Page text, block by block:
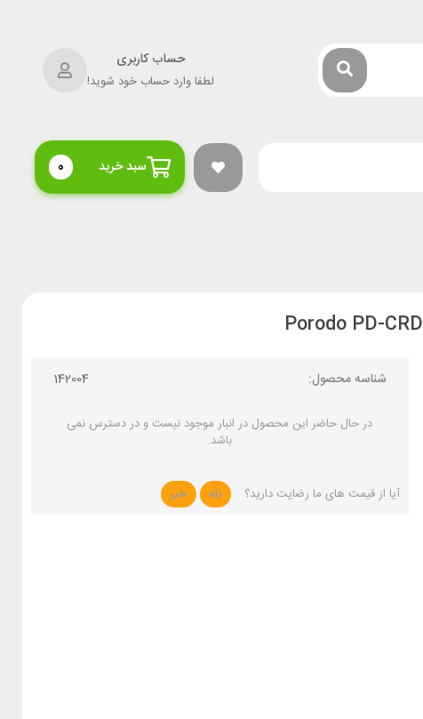
حساب کاربری
لطفا وارد حساب خود شوید!
سبد خرید 0
شناسه محصول: 142004
در حال حاضر این محصول در انبار موجود نیست و در دسترس نمی
باشد.
آیا از قیمت های ما رضایت دارید؟ بله خیر